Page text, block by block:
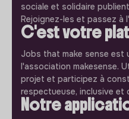
sociale et solidaire
Rejoignez-les et passez à
C'est votre
Jobs that make sense
l'association makesense.
projet et participez à
respectueuse, inclusive et
Notre